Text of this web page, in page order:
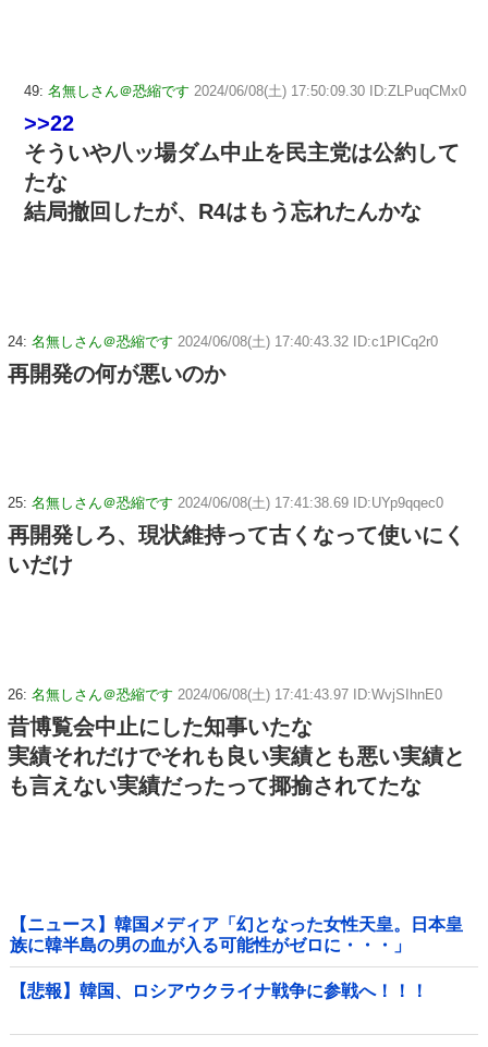
49: 名無しさん＠恐縮です 2024/06/08(土) 17:50:09.30 ID:ZLPuqCMx0
>>22
そういや八ッ場ダム中止を民主党は公約して
たな
結局撤回したが、R4はもう忘れたんかな
24: 名無しさん＠恐縮です 2024/06/08(土) 17:40:43.32 ID:c1PICq2r0
再開発の何が悪いのか
25: 名無しさん＠恐縮です 2024/06/08(土) 17:41:38.69 ID:UYp9qqec0
再開発しろ、現状維持って古くなって使いにく
いだけ
26: 名無しさん＠恐縮です 2024/06/08(土) 17:41:43.97 ID:WvjSIhnE0
昔博覧会中止にした知事いたな
実績それだけでそれも良い実績とも悪い実績と
も言えない実績だったって揶揄されてたな
【ニュース】韓国メディア「幻となった女性天皇。日本皇
族に韓半島の男の血が入る可能性がゼロに・・・」
【悲報】韓国、ロシアウクライナ戦争に参戦へ！！！